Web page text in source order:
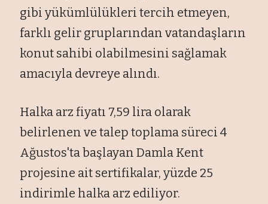
gibi yükümlülükleri tercih etmeyen,
farklı gelir gruplarından vatandaşların
konut sahibi olabilmesini sağlamak
amacıyla devreye alındı.
Halka arz fiyatı 7,59 lira olarak
belirlenen ve talep toplama süreci 4
Ağustos'ta başlayan Damla Kent
projesine ait sertifikalar, yüzde 25
indirimle halka arz ediliyor.